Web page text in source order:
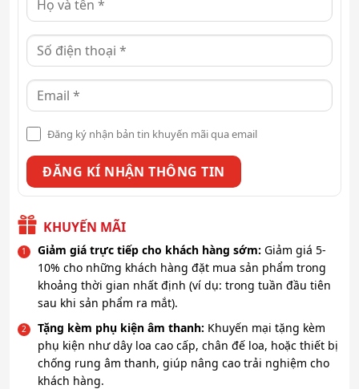
Đăng ký nhận bản tin khuyến mãi qua email
KHUYẾN MÃI
Giảm giá trực tiếp cho khách hàng sớm: Giảm giá 5-
10% cho những khách hàng đặt mua sản phẩm trong
khoảng thời gian nhất định (ví dụ: trong tuần đầu tiên
sau khi sản phẩm ra mắt).
Tặng kèm phụ kiện âm thanh: Khuyến mại tặng kèm
phụ kiện như dây loa cao cấp, chân đế loa, hoặc thiết bị
chống rung âm thanh, giúp nâng cao trải nghiệm cho
khách hàng.